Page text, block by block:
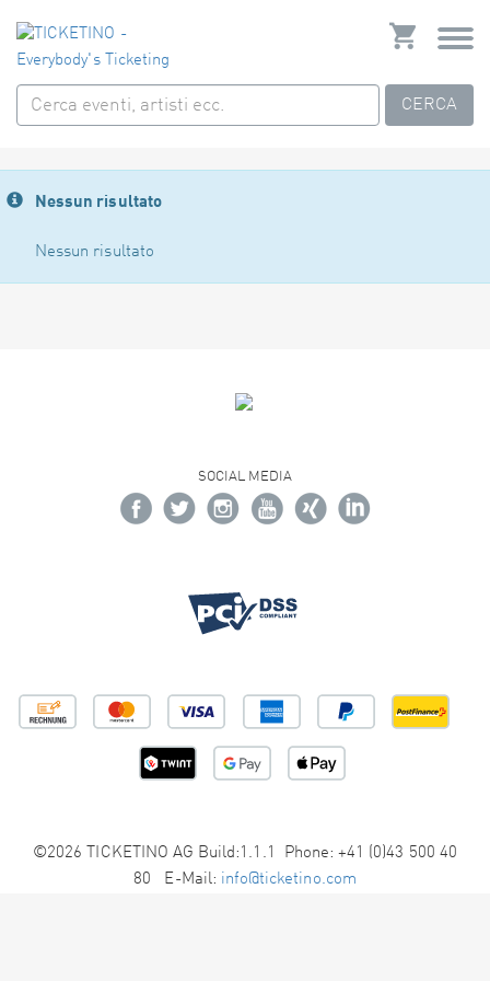
CERCA
Nessun risultato
Nessun risultato
SOCIAL MEDIA
©2026 TICKETINO AG Build:1.1.1 Phone: +41 (0)43 500 40
80 E-Mail: info@ticketino.com